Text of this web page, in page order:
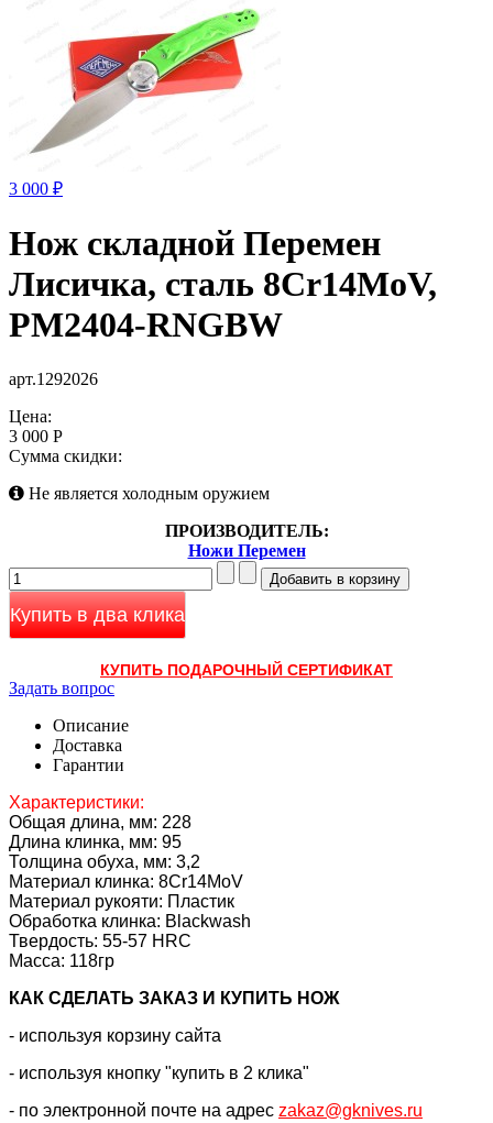
3 000 ₽
Нож складной Перемен
Лисичка, сталь 8Cr14MoV,
PM2404-RNGBW
арт.1292026
Цена:
3 000 Р
Сумма скидки:
Не является холодным оружием
ПРОИЗВОДИТЕЛЬ:
Ножи Перемен
Купить в два клика
КУПИТЬ ПОДАРОЧНЫЙ СЕРТИФИКАТ
Задать вопрос
Описание
Доставка
Гарантии
Характеристики:
Общая длина, мм: 228
Длина клинка, мм: 95
Толщина обуха, мм: 3,2
Материал клинка: 8Cr14MoV
Материал рукояти: Пластик
Обработка клинка: Blackwash
Твердость: 55-57 HRC
Масса: 118гр
КАК CДЕЛАТЬ ЗАКАЗ И КУПИТЬ НОЖ
- используя корзину сайта
- используя кнопку "купить в 2 клика"
- по электронной почте на адрес zakaz@gknives.ru